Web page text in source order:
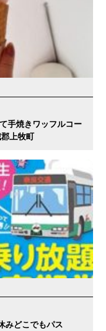
手焼きワッフルコー
上牧町
みどこでもパス